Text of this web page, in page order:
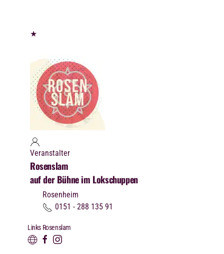
★
Veranstalter
Rosenslam
auf der Bühne im Lokschuppen
Rosenheim
0151 - 288 135 91
Links Rosenslam